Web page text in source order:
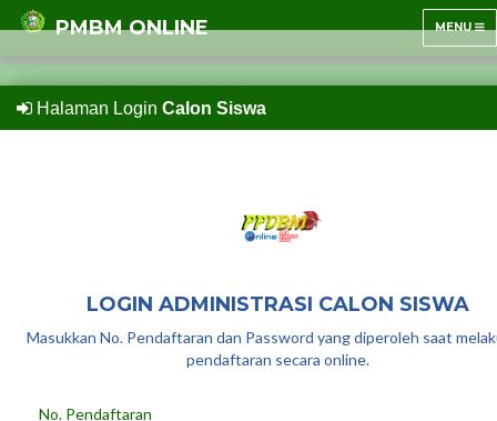
TOGGLE
MENU
PMBM ONLINE
Halaman Login Calon Siswa
LOGIN ADMINISTRASI CALON SISWA
Masukkan No. Pendaftaran dan Password yang diperoleh saat
pendaftaran secara online.
PMBM ONLINE
Download Panduan PMBM Online